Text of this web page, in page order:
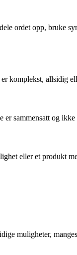
ordet opp, bruke
komplekst, allsidig
sammensatt og
eller et produkt
muligheter,